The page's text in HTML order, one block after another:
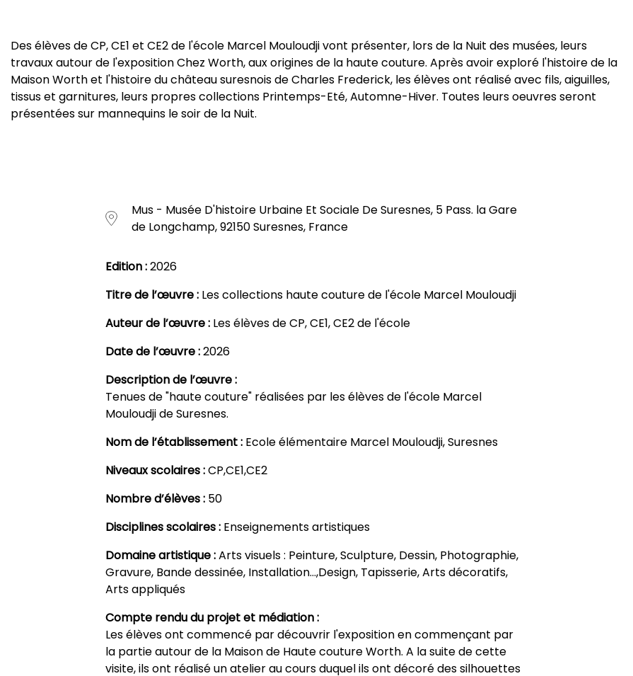
Des élèves de CP, CE1 et CE2 de l'école Marcel Mouloudji vont présenter, lors de la Nuit des musées, leurs
travaux autour de l'exposition Chez Worth, aux origines de la haute couture. Après avoir exploré l'histoire de la
Maison Worth et l'histoire du château suresnois de Charles Frederick, les élèves ont réalisé avec fils, aiguilles,
tissus et garnitures, leurs propres collections Printemps-Eté, Automne-Hiver. Toutes leurs oeuvres seront
présentées sur mannequins le soir de la Nuit.
Mus - Musée D'histoire Urbaine Et Sociale De Suresnes, 5 Pass. la Gare
de Longchamp, 92150 Suresnes, France
Edition :2026
Titre de l’œuvre : Les collections haute couture de l'école Marcel Mouloudji
Auteur de l’œuvre : Les élèves de CP, CE1, CE2 de l'école
Date de l’œuvre :2026
Description de l’œuvre :
Tenues de "haute couture" réalisées par les élèves de l'école Marcel
Mouloudji de Suresnes.
Nom de l’établissement : Ecole élémentaire Marcel Mouloudji, Suresnes
Niveaux scolaires :CP,CE1,CE2
Nombre d’élèves : 50
Disciplines scolaires : Enseignements artistiques
Domaine artistique :Arts visuels : Peinture, Sculpture, Dessin, Photographie,
Gravure, Bande dessinée, Installation…,Design, Tapisserie, Arts décoratifs,
Arts appliqués
Compte rendu du projet et médiation :
Les élèves ont commencé par découvrir l'exposition en commençant par
la partie autour de la Maison de Haute couture Worth. A la suite de cette
visite, ils ont réalisé un atelier au cours duquel ils ont décoré des silhouettes